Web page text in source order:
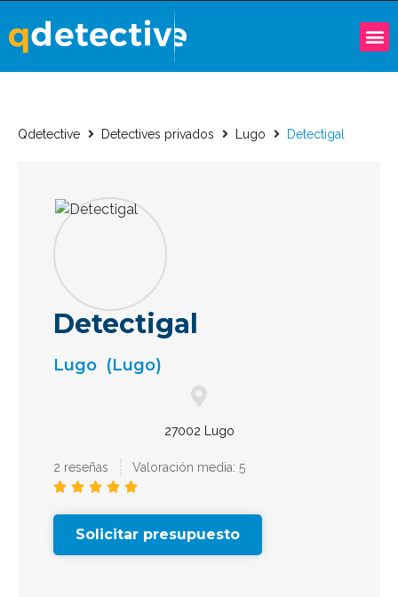
Qdetective Detectives privados Lugo Detectigal
Detectigal
Lugo (Lugo)
27002 Lugo
2 reseñas Valoración media: 5
    
Solicitar presupuesto